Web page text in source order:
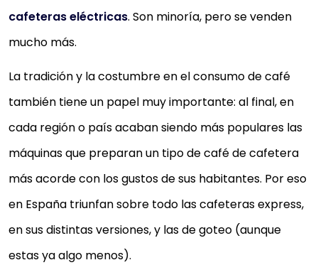
cafeteras eléctricas. Son minoría, pero se venden
mucho más.
La tradición y la costumbre en el consumo de café
también tiene un papel muy importante: al final, en
cada región o país acaban siendo más populares las
máquinas que preparan un tipo de café de cafetera
más acorde con los gustos de sus habitantes. Por eso
en España triunfan sobre todo las cafeteras express,
en sus distintas versiones, y las de goteo (aunque
estas ya algo menos).